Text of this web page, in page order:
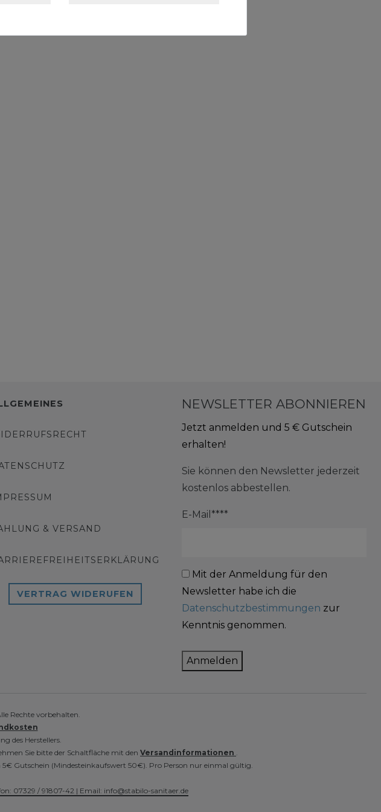
& VERSAND
VERTRAG WIDERUFEN
NEWSLETTER ABONNIEREN
Jetzt anmelden und 5 € Gutschein
erhalten!
Sie können den Newsletter jederzeit
kostenlos abbestellen.
E-Mail****
Mit der Anmeldung für den
Newsletter habe ich die
Datenschutzbestimmungen zur
Kenntnis genommen.
Anmelden
Rechte vorbehalten.
des Herstellers.
Sie bitte der Schaltfläche mit den Versandinformationen .
5€ Gutschein (Mindesteinkaufswert 50€). Pro Person nur einmal gültig.
07329 / 91807-42 | Email: info@stabilo-sanitaer.de